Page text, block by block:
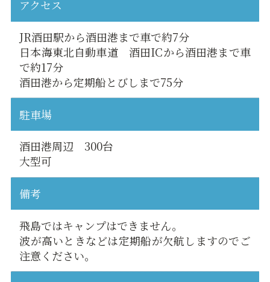
アクセス
JR酒田駅から酒田港まで車で約7分
日本海東北自動車道 酒田ICから酒田港まで車
で約17分
酒田港から定期船とびしまで75分
駐車場
酒田港周辺 300台
大型可
備考
飛島ではキャンプはできません。
波が高いときなどは定期船が欠航しますのでご
注意ください。